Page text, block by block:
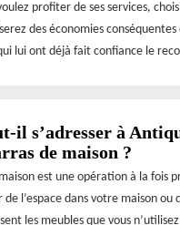
profiter de ses services,
des économies conséquentes
lui ont déjà fait confiance le
il s’adresser à
de maison ?
est une opération à la fois
de l’espace dans votre maison
les meubles que vous